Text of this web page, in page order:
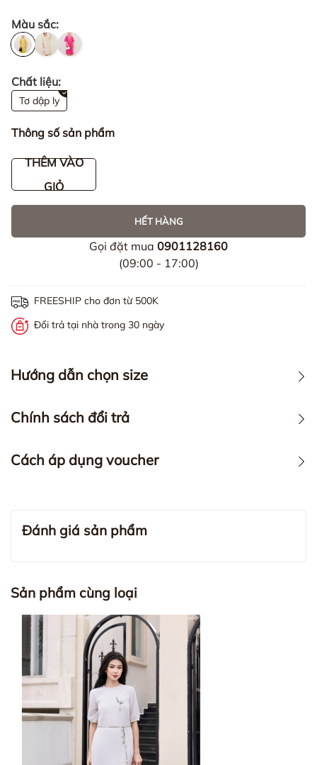
Màu sắc:
Chất liệu:
Tơ dập ly
Thông số sản phẩm
THÊM VÀO
GIỎ
HẾT HÀNG
Gọi đặt mua 0901128160
(09:00 - 17:00)
FREESHIP cho đơn từ 500K
Đổi trả tại nhà trong 30 ngày
Hướng dẫn chọn size
Chính sách đổi trả
Cách áp dụng voucher
Đánh giá sản phẩm
Sản phẩm cùng loại